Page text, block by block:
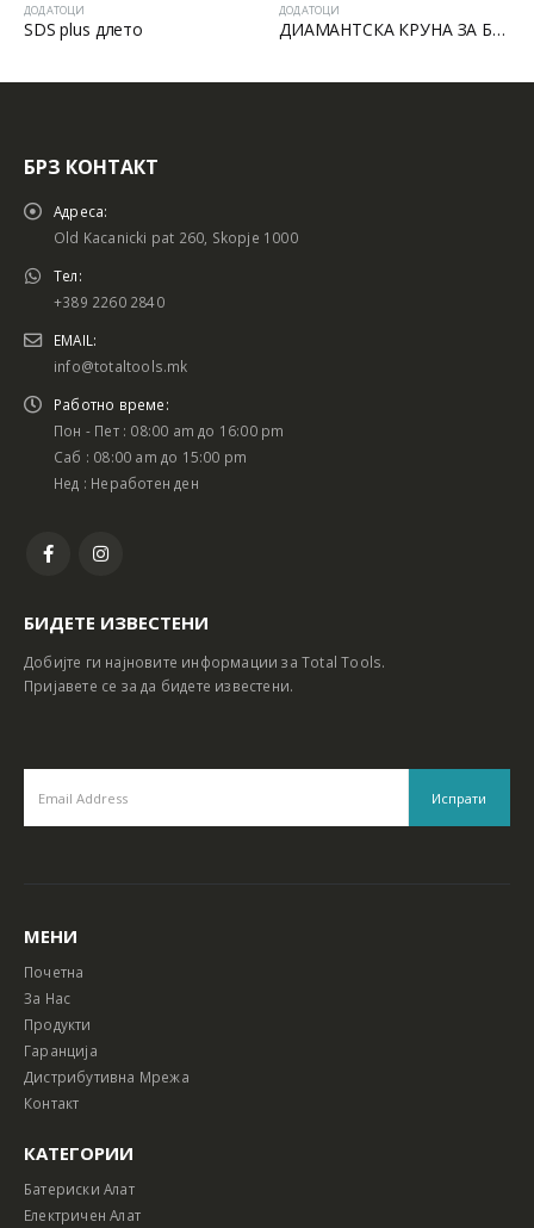
ДОДАТОЦИ
SDS plus длето
ДОДАТОЦИ
ДИАМАНТСКА КРУНА ЗА БЕТОН SDS PLUS
БРЗ КОНТАКТ
Адреса:
Old Kacanicki pat 260, Skopje 1000
Тел:
+389 2260 2840
EMAIL:
info@totaltools.mk
Работно време:
Пон - Пет : 08:00 am до 16:00 pm
Саб : 08:00 am до 15:00 pm
Нед : Неработен ден
БИДЕТЕ ИЗВЕСТЕНИ
Добијте ги најновите информации за Total Tools.
Пријавете се за да бидете известени.
МЕНИ
Почетна
За Нас
Продукти
Гаранција
Дистрибутивна Мрежа
Контакт
КАТЕГОРИИ
Батериски Алат
Електричен Алат